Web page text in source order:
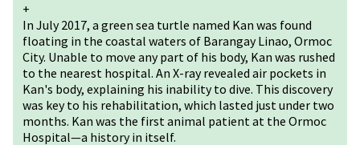
+
In July 2017, a green sea turtle named Kan was found
floating in the coastal waters of Barangay Linao, Ormoc
City. Unable to move any part of his body, Kan was rushed
to the nearest hospital. An X-ray revealed air pockets in
Kan's body, explaining his inability to dive. This discovery
was key to his rehabilitation, which lasted just under two
months. Kan was the first animal patient at the Ormoc
Hospital—a history in itself.